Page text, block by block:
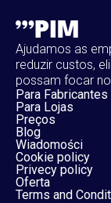
Ajudamos as
reduzir custos,
possam focar
Para Fabricantes
Para Lojas
Preços
Blog
Wiadomości
Cookie policy
Privecy policy
Oferta
Terms and